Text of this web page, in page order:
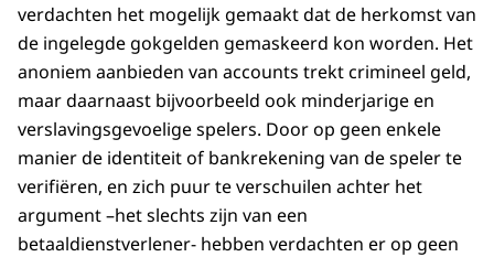
verdachten het mogelijk gemaakt dat de herkomst van
de ingelegde gokgelden gemaskeerd kon worden. Het
anoniem aanbieden van accounts trekt crimineel geld,
maar daarnaast bijvoorbeeld ook minderjarige en
verslavingsgevoelige spelers. Door op geen enkele
manier de identiteit of bankrekening van de speler te
verifiëren, en zich puur te verschuilen achter het
argument –het slechts zijn van een
betaaldienstverlener- hebben verdachten er op geen